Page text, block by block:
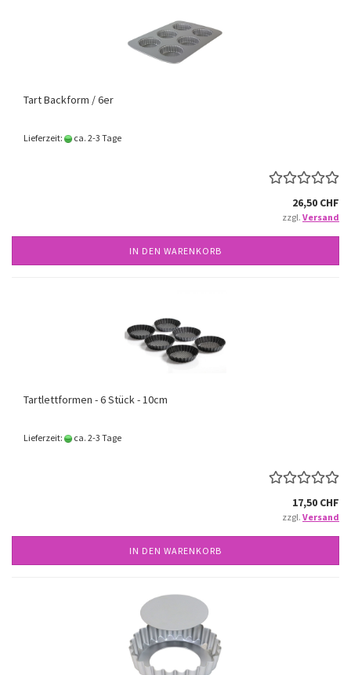
Tart Backform / 6er
Lieferzeit: ca. 2-3 Tage
26,50 CHF
zzgl. Versand
IN DEN WARENKORB
Tartlettformen - 6 Stück - 10cm
Lieferzeit: ca. 2-3 Tage
17,50 CHF
zzgl. Versand
IN DEN WARENKORB